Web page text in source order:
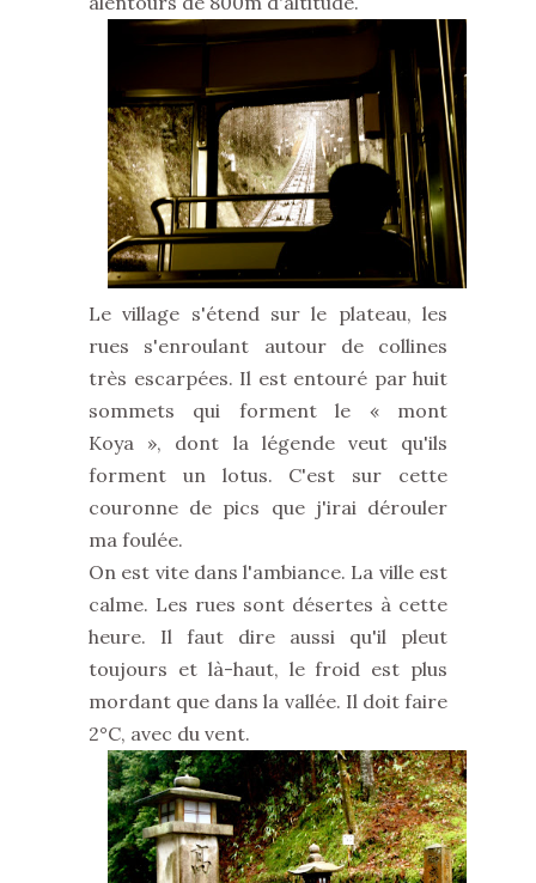
Le village s'étend sur le plateau, les
rues s'enroulant autour de collines
très escarpées. Il est entouré par huit
sommets qui forment le « mont
Koya », dont la légende veut qu'ils
forment un lotus. C'est sur cette
couronne de pics que j'irai dérouler
ma foulée.
On est vite dans l'ambiance. La ville est
calme. Les rues sont désertes à cette
heure. Il faut dire aussi qu'il pleut
toujours et là-haut, le froid est plus
mordant que dans la vallée. Il doit faire
2°C, avec du vent.